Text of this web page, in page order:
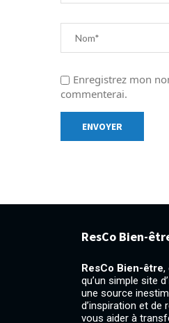
Enregistrez mon
commenterai.
ResCo Bien-
ResCo Bien-être,
qu’un simple site d’
une source
d’inspiration et de
vous aider à